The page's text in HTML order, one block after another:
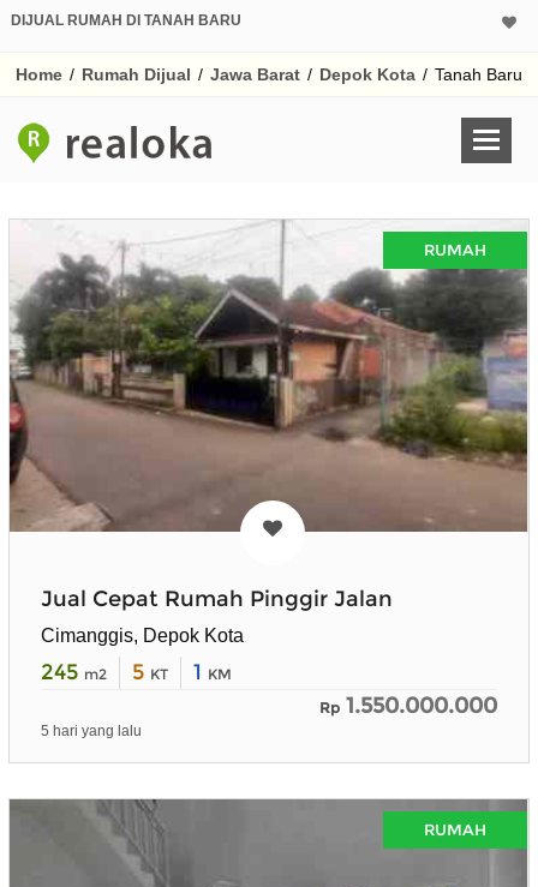
DIJUAL RUMAH DI TANAH BARU
Home / Rumah Dijual / Jawa Barat / Depok Kota / Tanah Baru
RUMAH
Jual Cepat Rumah Pinggir Jalan
Cimanggis, Depok Kota
245 m2 5 KT 1 KM
Rp 1.550.000.000
5 hari yang lalu
RUMAH